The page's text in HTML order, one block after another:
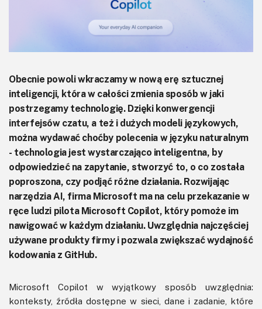
Archiwum
Do pobrania
Obecnie powoli wkraczamy w nową erę sztucznej
inteligencji, która w całości zmienia sposób w jaki
postrzegamy technologię. Dzięki konwergencji
interfejsów czatu, a też i dużych modeli językowych,
można wydawać choćby polecenia w języku naturalnym
- technologia jest wystarczająco inteligentna, by
odpowiedzieć na zapytanie, stworzyć to, o co została
poproszona, czy podjąć różne działania. Rozwijając
narzędzia AI, firma Microsoft ma na celu przekazanie w
ręce ludzi pilota Microsoft Copilot, który pomoże im
nawigować w każdym działaniu. Uwzględnia najczęściej
używane produkty firmy i pozwala zwiększać wydajność
kodowania z GitHub.
Microsoft Copilot w wyjątkowy sposób uwzględnia:
konteksty, źródła dostępne w sieci, dane i zadanie, które